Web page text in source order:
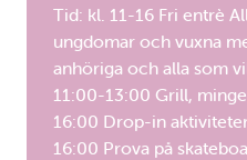
Tid: kl. 11-16 Fri entrè
ungdomar och vuxna
anhöriga och alla som
11:00-13:00 Grill,
16:00 Drop-in
16:00 Prova på